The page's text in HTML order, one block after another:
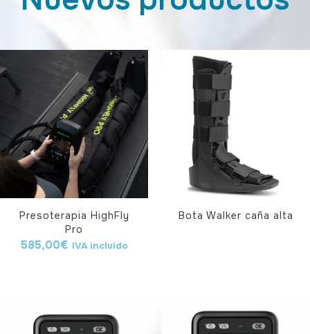
Presoterapia HighFly
Pro
585,00€ IVA incluido
Bota Walker caña alta